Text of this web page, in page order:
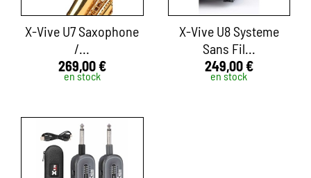
X-Vive U7 Saxophone
/...
269,00 €
en stock
X-Vive U8 Systeme
Sans Fil...
249,00 €
en stock